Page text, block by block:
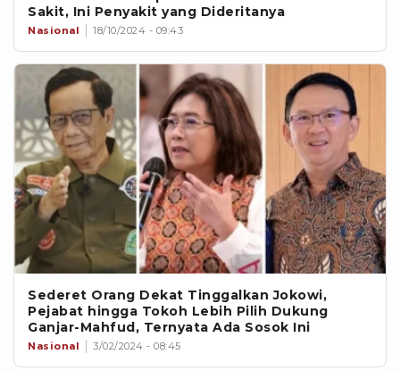
Sakit, Ini Penyakit yang Dideritanya
Nasional 18/10/2024 - 09:43
Sederet Orang Dekat Tinggalkan Jokowi,
Pejabat hingga Tokoh Lebih Pilih Dukung
Ganjar-Mahfud, Ternyata Ada Sosok Ini
Nasional 3/02/2024 - 08:45